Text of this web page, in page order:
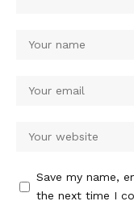
Save my name,
the next time I